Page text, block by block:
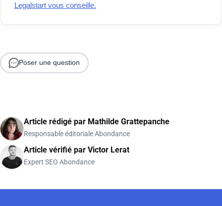
Legalstart vous conseille.
Poser une question
Article rédigé par Mathilde Grattepanche
Responsable éditoriale Abondance
Article vérifié par Victor Lerat
Expert SEO Abondance